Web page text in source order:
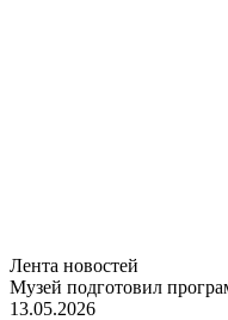
Лента новостей
Музей подготовил
13.05.2026